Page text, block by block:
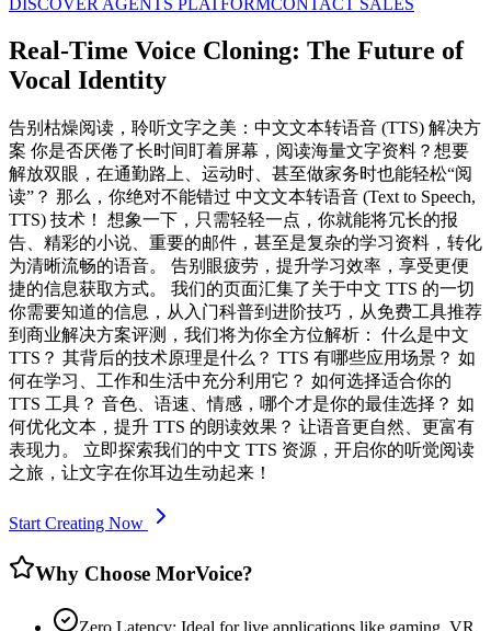
DISCOVER AGENTS PLATFORMCONTACT SALES
Real-Time Voice Cloning: The Future of
Vocal Identity
告别枯燥阅读，聆听文字之美：中文文本转语音 (TTS) 解决方
案 你是否厌倦了长时间盯着屏幕，阅读海量文字资料？想要
解放双眼，在通勤路上、运动时、甚至做家务时也能轻松“阅
读”？ 那么，你绝对不能错过 中文文本转语音 (Text to Speech,
TTS) 技术！ 想象一下，只需轻轻一点，你就能将冗长的报
告、精彩的小说、重要的邮件，甚至是复杂的学习资料，转化
为清晰流畅的语音。 告别眼疲劳，提升学习效率，享受更便
捷的信息获取方式。 我们的页面汇集了关于中文 TTS 的一切
你需要知道的信息，从入门科普到进阶技巧，从免费工具推荐
到商业解决方案评测，我们将为你全方位解析： 什么是中文
TTS？ 其背后的技术原理是什么？ TTS 有哪些应用场景？ 如
何在学习、工作和生活中充分利用它？ 如何选择适合你的
TTS 工具？ 音色、语速、情感，哪个才是你的最佳选择？ 如
何优化文本，提升 TTS 的朗读效果？ 让语音更自然、更富有
表现力。 立即探索我们的中文 TTS 资源，开启你的听觉阅读
之旅，让文字在你耳边生动起来！
Start Creating Now
Why Choose MorVoice?
Zero Latency: Ideal for live applications like gaming, VR,